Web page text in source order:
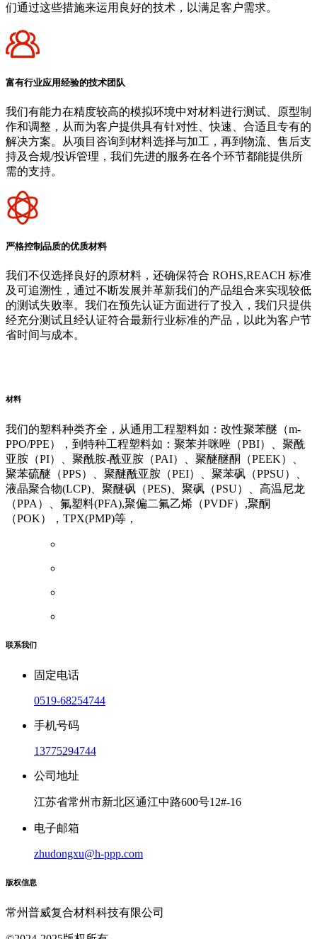
们通过这些措施来运用良好的技术，以满足客户需求。
富有行业应用经验的技术团队
我们有能力在精度较高的模拟环境中对材料进行测试、原型制
作和调整，从而为客户提供具有针对性、快速、合适且专有的
解决方案。从项目咨询到材料选择与加工，再到物流、售后支
持及合规/投诉管理，我们先进的服务在各个环节都能提供所
需的支持。
严格控制品质的优质材料
我们不仅选择良好的原材料，还确保符合 ROHS,REACH 标准
及可追溯性，通过不断发展并革新我们的产品组合来实现较低
的测试失败率。我们在预先认证方面进行了投入，我们只提供
经充分测试且经认证符合最新行业标准的产品，以此为客户节
省时间与成本。
材料
我们的塑料种类齐全，从通用工程塑料如：改性聚苯醚（m-
PPO/PPE），到特种工程塑料如：聚苯并咪唑（PBI）、聚酰
亚胺（PI）、聚酰胺-酰亚胺（PAI）、聚醚醚酮（PEEK）、
聚苯硫醚（PPS）、聚醚酰亚胺（PEI）、聚苯砜（PPSU）、
液晶聚合物(LCP)、聚醚砜（PES)、聚砜（PSU）、高温尼龙
（PPA）、氟塑料(PFA),聚偏二氟乙烯（PVDF）,聚酮
（POK），TPX(PMP)等，
联系我们
固定电话
0519-68254744
手机号码
13775294744
公司地址
江苏省常州市新北区通江中路600号12#-16
电子邮箱
zhudongxu@h-ppp.com
版权信息
常州普威复合材料科技有限公司